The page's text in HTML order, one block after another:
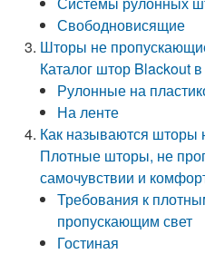
Свободновисящие
Шторы не
Каталог штор Blackout
Рулонные на
На ленте
Как называются шторы
Плотные шторы, не
самочувствии и
Требования к
пропускающим свет
Гостиная